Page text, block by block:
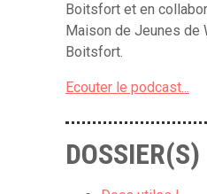
Boitsfort et en
Maison de Jeunes de
Boitsfort.
Ecouter le podcast...
DOSSIER(S)